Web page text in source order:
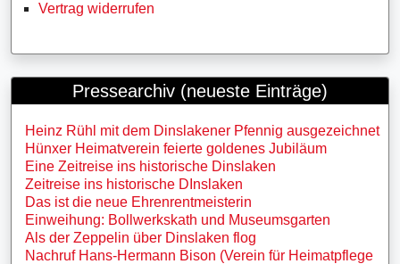
Vertrag widerrufen
Pressearchiv (neueste Einträge)
Heinz Rühl mit dem Dinslakener Pfennig ausgezeichnet
Hünxer Heimatverein feierte goldenes Jubiläum
Eine Zeitreise ins historische Dinslaken
Zeitreise ins historische DInslaken
Das ist die neue Ehrenrentmeisterin
Einweihung: Bollwerkskath und Museumsgarten
Als der Zeppelin über Dinslaken flog
Nachruf Hans-Hermann Bison (Verein für Heimatpflege